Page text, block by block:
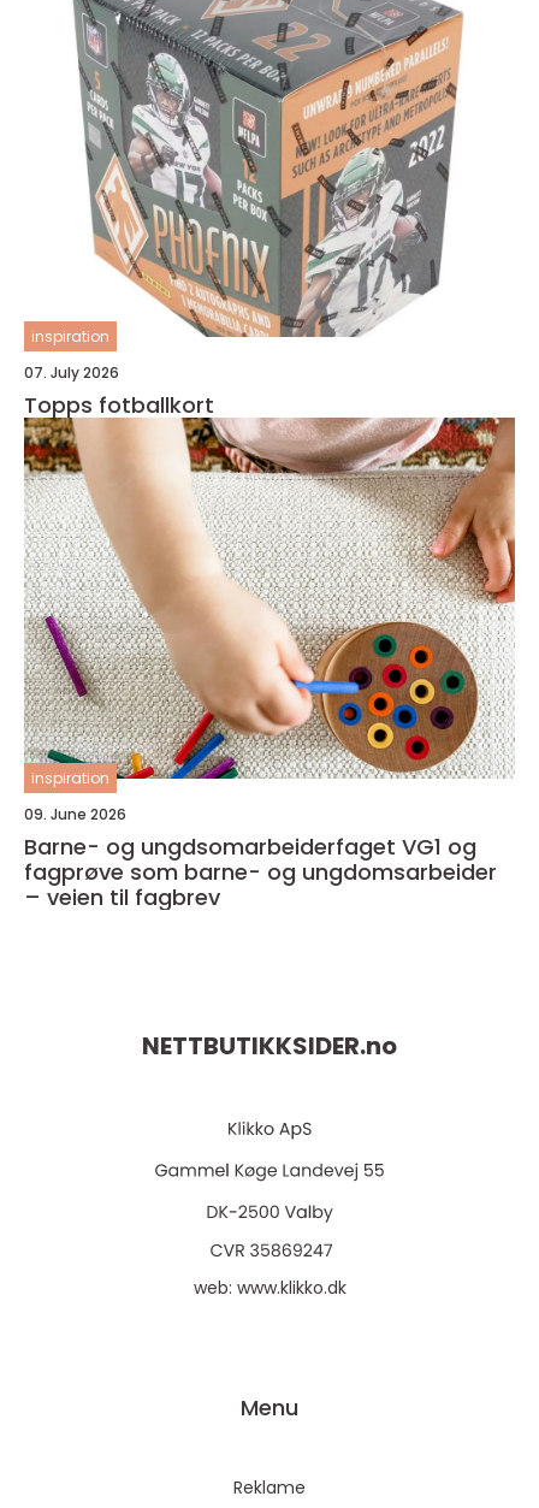
inspiration
07. July 2026
Topps fotballkort
inspiration
09. June 2026
Barne- og ungdsomarbeiderfaget VG1 og
fagprøve som barne- og ungdomsarbeider
– veien til fagbrev
NETTBUTIKKSIDER.no
web: www.klikko.dk
Menu
Reklame